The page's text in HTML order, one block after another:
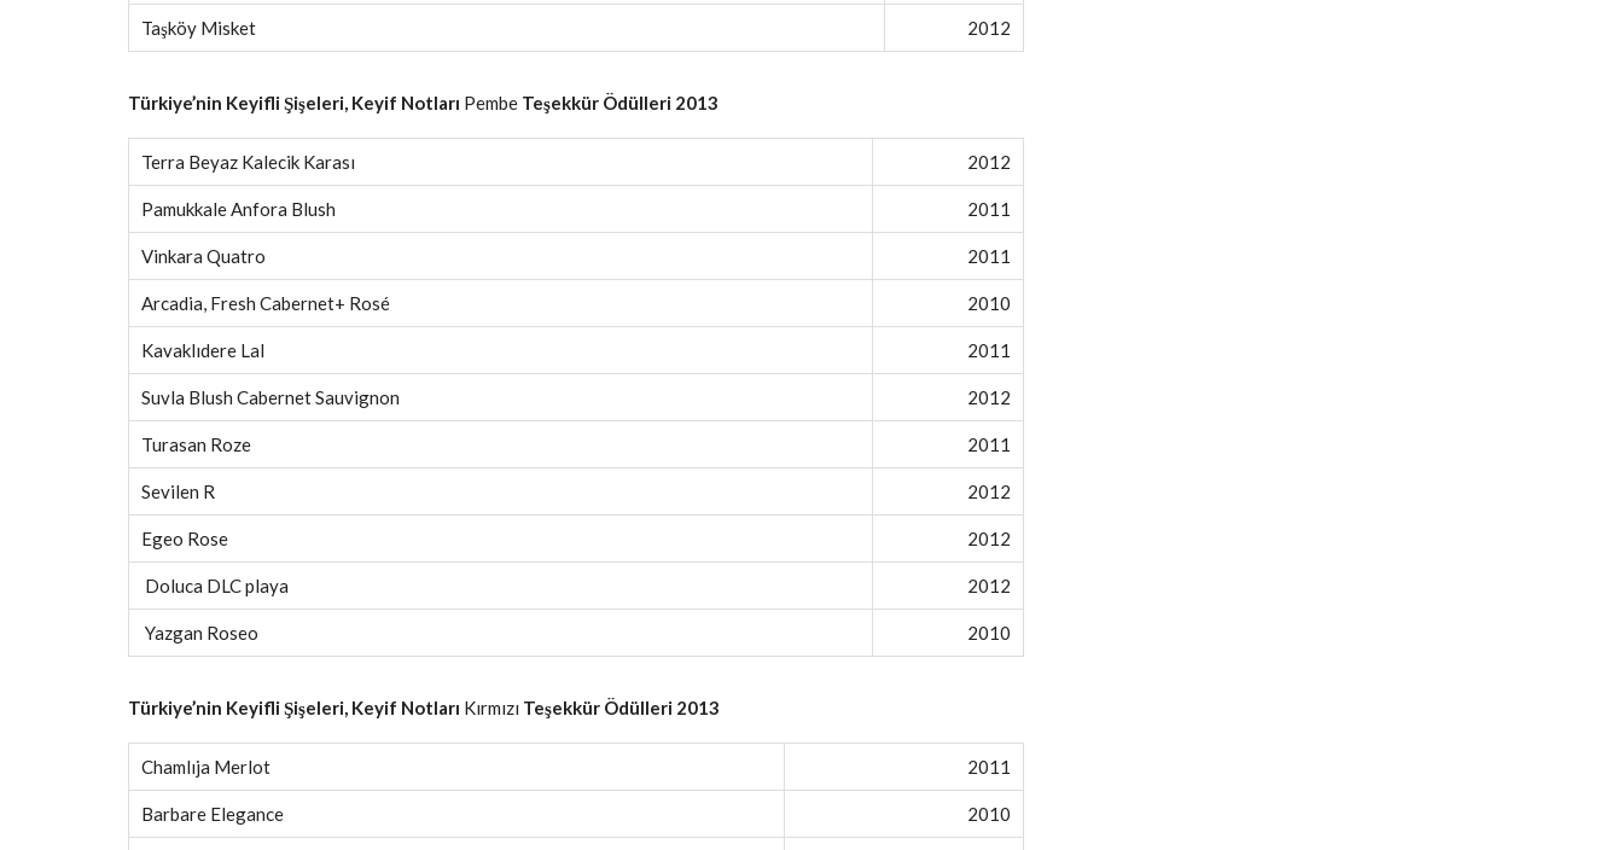
Taşköy Misket 2012
Türkiye’nin Keyifli Şişeleri, Keyif Notları Pembe Teşekkür Ödülleri 2013
Terra Beyaz Kalecik Karası 2012
Pamukkale Anfora Blush 2011
Vinkara Quatro 2011
Arcadia, Fresh Cabernet+ Rosé 2010
Kavaklıdere Lal 2011
Suvla Blush Cabernet Sauvignon 2012
Turasan Roze 2011
Sevilen R 2012
Egeo Rose 2012
Doluca DLC playa 2012
Yazgan Roseo 2010
Türkiye’nin Keyifli Şişeleri, Keyif Notları Kırmızı Teşekkür Ödülleri 2013
Chamlıja Merlot 2011
Barbare Elegance 2010